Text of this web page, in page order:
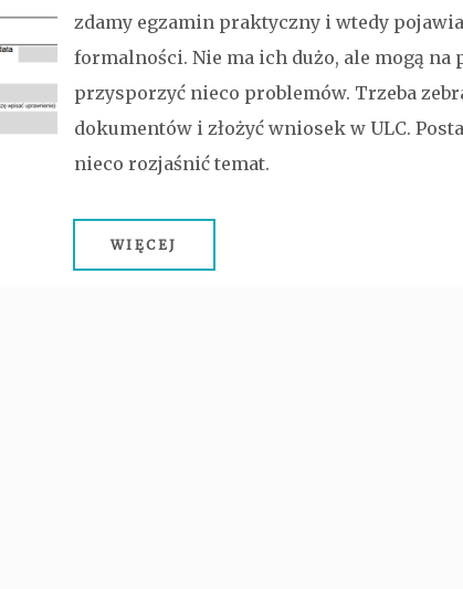
zdamy egzamin praktyczny i wtedy
formalności. Nie ma ich dużo, ale mogą na
przysporzyć nieco problemów. Trzeba
dokumentów i złożyć wniosek w ULC.
nieco rozjaśnić temat.
WIĘCEJ